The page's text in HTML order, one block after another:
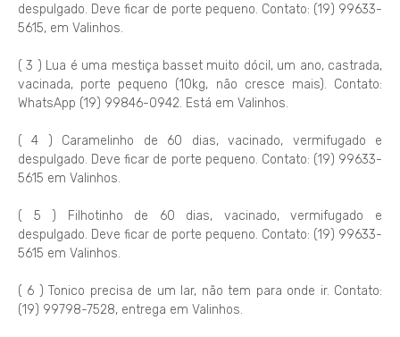
despulgado. Deve ficar de porte pequeno. Contato: (19) 99633-
5615, em Valinhos.
( 3 ) Lua é uma mestiça basset muito dócil, um ano, castrada,
vacinada, porte pequeno (10kg, não cresce mais). Contato:
WhatsApp (19) 99846-0942. Está em Valinhos.
( 4 ) Caramelinho de 60 dias, vacinado, vermifugado e
despulgado. Deve ficar de porte pequeno. Contato: (19) 99633-
5615 em Valinhos.
( 5 ) Filhotinho de 60 dias, vacinado, vermifugado e
despulgado. Deve ficar de porte pequeno. Contato: (19) 99633-
5615 em Valinhos.
( 6 ) Tonico precisa de um lar, não tem para onde ir. Contato:
(19) 99798-7528, entrega em Valinhos.